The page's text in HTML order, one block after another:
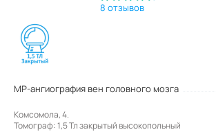
8 отзывов
МР-ангиография вен головного мозга
Комсомола, 4.
Томограф: 1,5 Тл закрытый высокопольный